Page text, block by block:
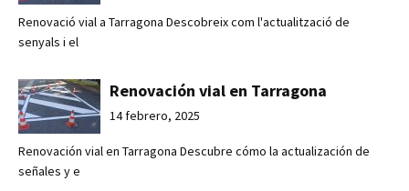
Renovació vial a Tarragona Descobreix com l'actualització de
senyals i el
Renovación vial en Tarragona
14 febrero, 2025
Renovación vial en Tarragona Descubre cómo la actualización de
señales y e